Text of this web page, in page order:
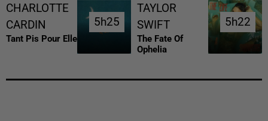
CHARLOTTE
CARDIN
Tant Pis Pour Elle
5h25
5h25
TAYLOR
SWIFT
The Fate Of
Ophelia
5h22
5h22